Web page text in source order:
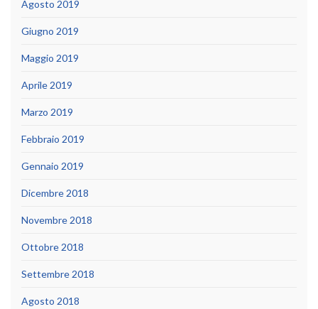
Agosto 2019
Giugno 2019
Maggio 2019
Aprile 2019
Marzo 2019
Febbraio 2019
Gennaio 2019
Dicembre 2018
Novembre 2018
Ottobre 2018
Settembre 2018
Agosto 2018